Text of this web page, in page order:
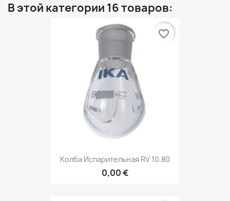
В этой категории 16 товаров:
Колба Испарительная RV 10.80
0,00 €
favorite_border